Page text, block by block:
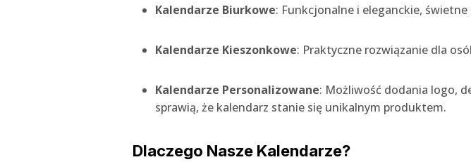
Kalendarze Biurkowe: Funkcjonalne i eleganckie,
Kalendarze Kieszonkowe: Praktyczne rozwiązanie dla
Kalendarze Personalizowane: Możliwość dodania logo,
sprawią, że kalendarz stanie się unikalnym produktem.
Dlaczego Nasze Kalendarze?